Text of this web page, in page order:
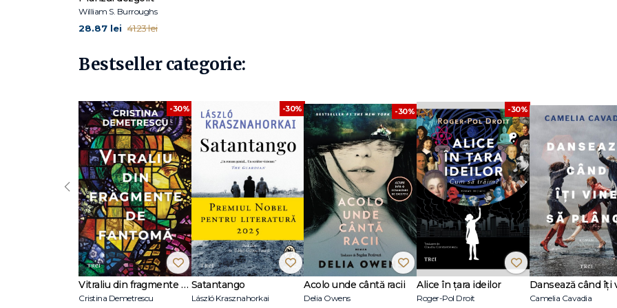
William S. Burroughs
28.87 lei 41.23 lei
Bestseller categorie:
-30%
Vitraliu din fragmente de fantomă
Cristina Demetrescu
-30%
Satantango
László Krasznahorkai
-30%
Acolo unde cântă racii
Delia Owens
-30%
Alice în țara ideilor
Roger-Pol Droit Camelia Cavadia
‹